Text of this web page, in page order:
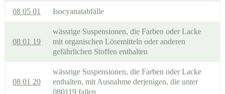
08 05 01 Isocyanatabfälle
08 01 19
wässrige Suspensionen, die Farben oder Lacke
mit organischen Lösemitteln oder anderen
gefährlichen Stoffen enthalten
08 01 20
wässrige Suspensionen, die Farben oder Lacke
enthalten, mit Ausnahme derjenigen, die unter
080119 fallen